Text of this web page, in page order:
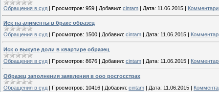
Обращения в суд | Просмотров: 959 | Добавил: cintam | Дата: 11.06.2015 |
Иск на алименты в браке образец
Обращения в суд
Просмотров: 1500 Добавил: cintam Дата: 11.06.2015
Иск о выкупе доли в квартире образец
Обращения в суд | Просмотров: 8676 | Добавил: cintam | Дата: 11.06.2015 |
Образец заполнения заявления в ооо росгосстрах
Обращения в суд | Просмотров: 10416 | Добавил: cintam | Дата: 11.06.2015 |